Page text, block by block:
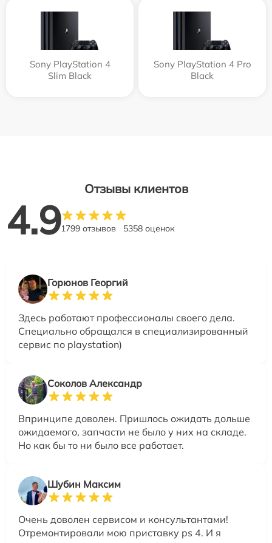
Sony PlayStation 4
Slim Black
Sony PlayStation 4 Pro
Black
Отзывы клиентов
4.91799 отзывов 5358 оценок
Горюнов Георгий
Здесь работают профессионалы своего дела.
Специально обращался в специализированный
сервис по playstation)
Соколов Александр
Впринципе доволен. Пришлось ожидать дольше
ожидаемого, запчасти не было у них на складе.
Но как бы то ни было все работает.
Шубин Максим
Очень доволен сервисом и консультантами!
Отремонтировали мою приставку ps 4. И я